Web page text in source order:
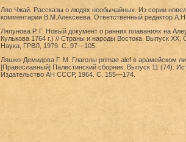
Ляо Чжай. Рассказы о людях необычайных. Из серии
комментарии В.М.Алексеева. Ответственный редактор
Ляпунова Р. Г. Новый документ о ранних плаваниях на
Кулькова 1764 г.) // Страны и народы Востока. Выпуск
Наука, ГРВЛ, 1979. С. 97—105.
Ляшко-Демидова Г. М. Глаголы primae alef в арамейском
[Православный] Палестинский сборник. Выпуск 11 (74):
Издательство АН СССР, 1964. С. 155—174.